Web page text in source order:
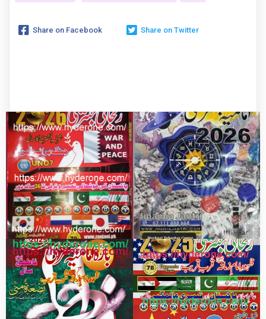
Share on Facebook Share on Twitter